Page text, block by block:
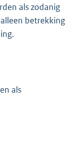
als zodanig
betrekking
als